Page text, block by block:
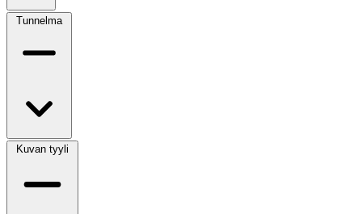
Tunnelma
Kuvan tyyli